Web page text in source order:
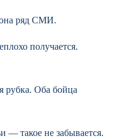
ряд СМИ.
получается.
рубка. Оба бойца
— такое не забывается.